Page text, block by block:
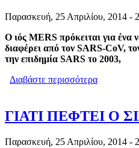
Παρασκευή, 25 Απριλίου, 2014 -
O ιός MERS πρόκειται για ένα
διαφέρει από τον SARS-CoV,
την επιδημία SARS το 2003,
Διαβάστε περισσότερα
ΓΙΑΤΙ ΠΕΦΤΕΙ Ο
Παρασκευή, 25 Απριλίου, 2014 -